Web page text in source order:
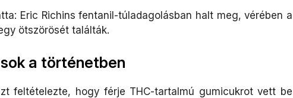
Eric Richins fentanil-túladagolásban halt meg, vérében a
ötszörösét találták.
a történetben
feltételezte, hogy férje THC-tartalmú gumicukrot vett be